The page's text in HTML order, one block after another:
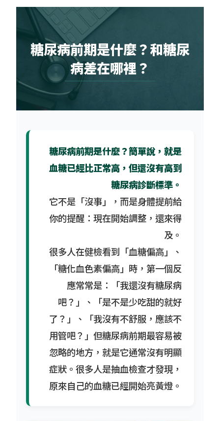
糖尿病前期是什麼？和糖尿
病差在哪裡？
糖尿病前期是什麼？簡單說，就是
血糖已經比正常高，但還沒有高到
糖尿病診斷標準。
它不是「沒事」，而是身體提前給
你的提醒：現在開始調整，還來得
及。
很多人在健檢看到「血糖偏高」、
「糖化血色素偏高」時，第一個反
應常常是：「我還沒有糖尿病
吧？」、「是不是少吃甜的就好
了？」、「我沒有不舒服，應該不
用管吧？」但糖尿病前期最容易被
忽略的地方，就是它通常沒有明顯
症狀。很多人是抽血檢查才發現，
原來自己的血糖已經開始亮黃燈。